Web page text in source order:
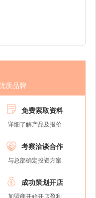
质品牌
 免费索取资料
详细了解产品及报价
 考察洽谈合作
与总部确定投资方案
 成功策划开店